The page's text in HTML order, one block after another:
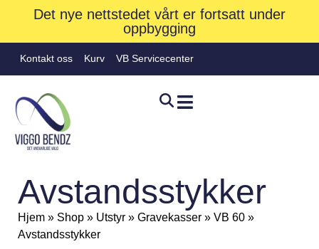
Det nye nettstedet vårt er fortsatt under
oppbygging
Kontakt oss Kurv VB Servicecenter
Avstandsstykker
Hjem » Shop » Utstyr » Gravekasser » VB 60 »
Avstandsstykker